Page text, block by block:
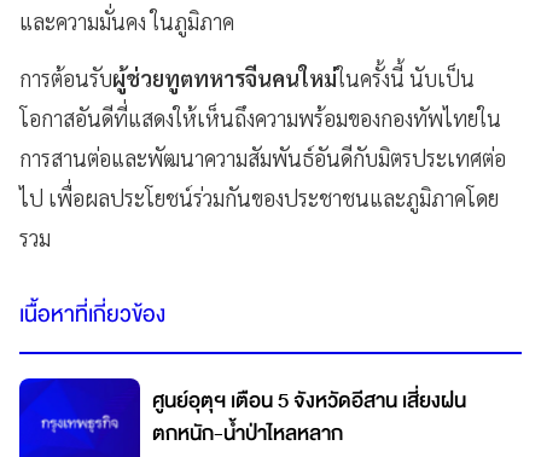
และความมั่นคง ในภูมิภาค
การต้อนรับผู้ช่วยทูตทหารจีนคนใหม่ในครั้งนี้ นับเป็น
โอกาสอันดีที่แสดงให้เห็นถึงความพร้อมของกองทัพไทยใน
การสานต่อและพัฒนาความสัมพันธ์อันดีกับมิตรประเทศต่อ
ไป เพื่อผลประโยชน์ร่วมกันของประชาชนและภูมิภาคโดย
รวม
เนื้อหาที่เกี่ยวข้อง
ศูนย์อุตุฯ เตือน 5 จังหวัดอีสาน เสี่ยงฝน
ตกหนัก-น้ำป่าไหลหลาก